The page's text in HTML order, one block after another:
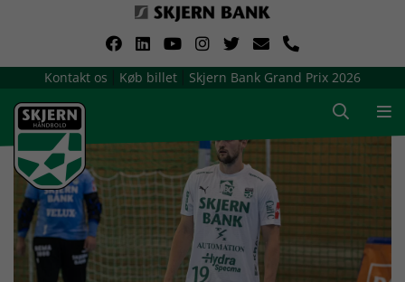
Kontakt os Køb billet Skjern Bank Grand Prix 2026
Om Skjern Håndbold
Ligatruppen
Sponsorer
Billetsalg / sæsonkort